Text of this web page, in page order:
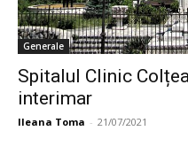
Generale
Spitalul Clinic
interimar
Ileana Toma - 21/07/2021